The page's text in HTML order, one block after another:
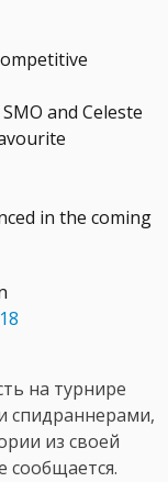
and Celeste
in the coming
на турнире
спидраннерами,
из своей
сообщается.